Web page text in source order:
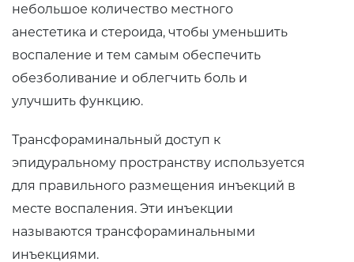
небольшое количество местного
анестетика и стероида, чтобы уменьшить
воспаление и тем самым обеспечить
обезболивание и облегчить боль и
улучшить функцию.
Трансфораминальный доступ к
эпидуральному пространству используется
для правильного размещения инъекций в
месте воспаления. Эти инъекции
называются трансфораминальными
инъекциями.